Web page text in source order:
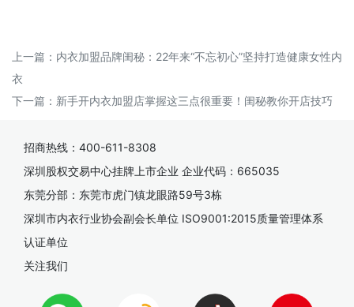
上一篇： 内衣加盟品牌闺秘：22年来“不忘初心”坚持打造健康女性内
衣
下一篇： 新手开内衣加盟店掌握这三点很重要！闺秘教你开店技巧
招商热线：400-611-8308
深圳股权交易中心挂牌上市企业 企业代码：665035
东莞分部：东莞市虎门镇龙眼路59号3栋
深圳市内衣行业协会副会长单位 ISO9001:2015质量管理体系
认证单位
关注我们